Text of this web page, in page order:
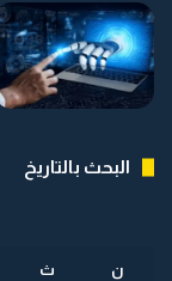
البحث بالتاريخ
ن ث